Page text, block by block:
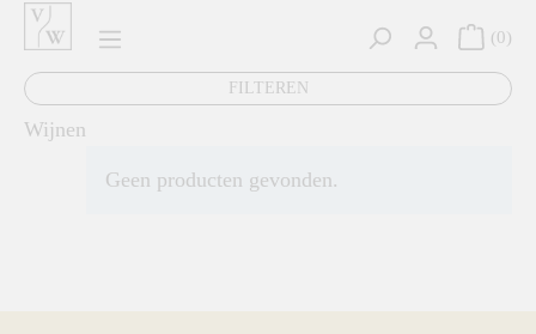
0
FILTEREN
Wijnen
Geen producten gevonden.